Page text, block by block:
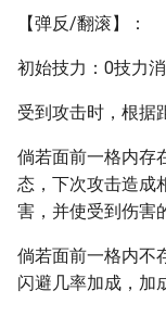
【弹反/翻滚】：
初始技力：0技力
受到攻击时，根据
倘若面前一格内存
态，下次攻击造成
害，并使受到伤害
倘若面前一格内不
闪避几率加成，加